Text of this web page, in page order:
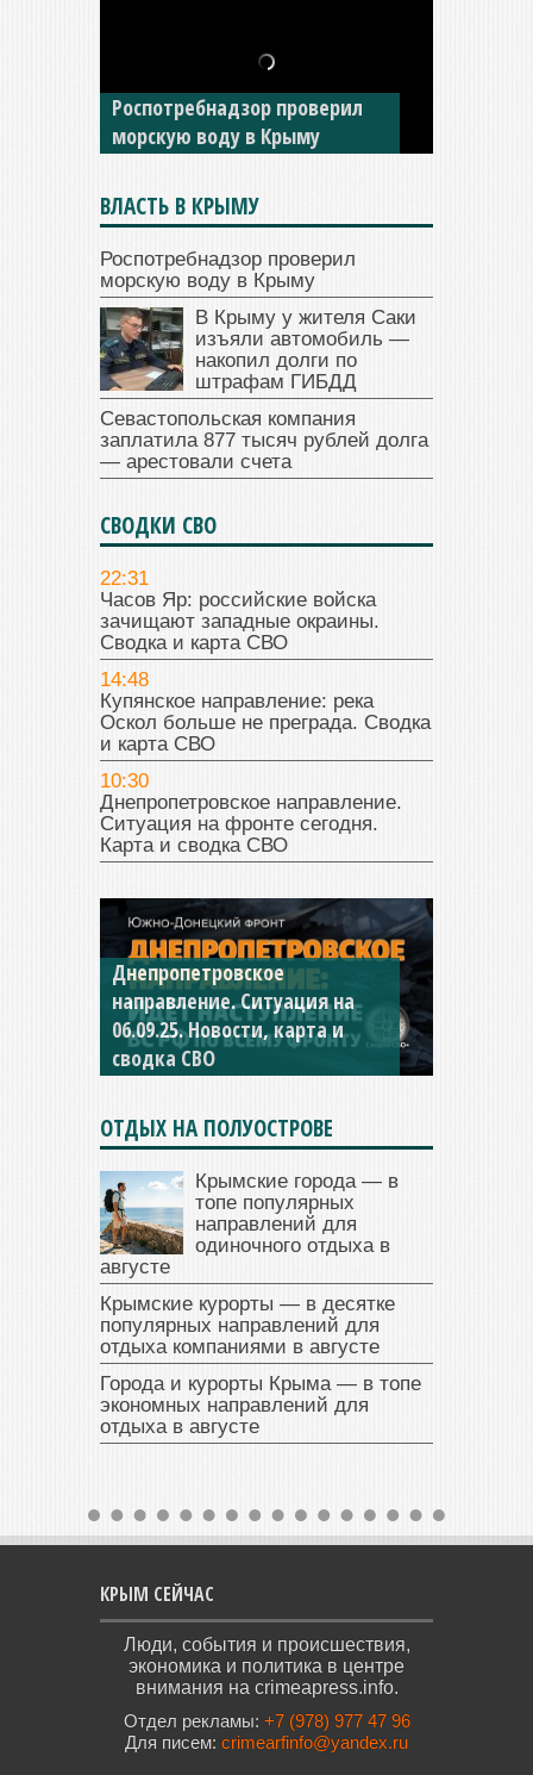
Роспотребнадзор проверил
морскую воду в Крыму
В Крыму у жителя Саки
изъяли автомобиль —
накопил долги по штрафам
ГИБДД
ВЛАСТЬ В КРЫМУ
Роспотребнадзор проверил
морскую воду в Крыму
В Крыму у жителя Саки
изъяли автомобиль —
накопил долги по
штрафам ГИБДД
Севастопольская компания
заплатила 877 тысяч рублей долга
— арестовали счета
СВОДКИ СВО
22:31
Часов Яр: российские войска
зачищают западные окраины.
Сводка и карта СВО
14:48
Купянское направление: река
Оскол больше не преграда. Сводка
и карта СВО
10:30
Днепропетровское направление.
Ситуация на фронте сегодня.
Карта и сводка СВО
Днепропетровское
направление. Ситуация на
06.09.25. Новости, карта и
сводка СВО
Константиновское
направление. Ситуация на
04.09.25 Новости, карта и
сводка СВО
ОТДЫХ НА ПОЛУОСТРОВЕ
Крымские города — в
топе популярных
направлений для
одиночного отдыха в
августе
Крымские курорты — в десятке
популярных направлений для
отдыха компаниями в августе
Города и курорты Крыма — в топе
экономных направлений для
отдыха в августе
КРЫМ СЕЙЧАС
Люди, события и происшествия,
экономика и политика в центре
внимания на crimeapress.info.
Отдел рекламы: +7 (978) 977 47 96
Для писем: crimearfinfo@yandex.ru